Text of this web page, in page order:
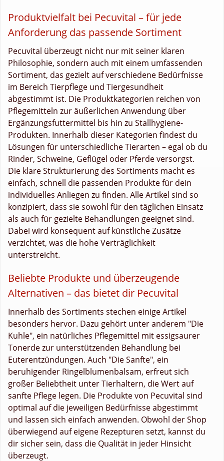
Produktvielfalt bei Pecuvital – für jede
Anforderung das passende Sortiment
Pecuvital überzeugt nicht nur mit seiner klaren
Philosophie, sondern auch mit einem umfassenden
Sortiment, das gezielt auf verschiedene Bedürfnisse
im Bereich Tierpflege und Tiergesundheit
abgestimmt ist. Die Produktkategorien reichen von
Pflegemitteln zur äußerlichen Anwendung über
Ergänzungsfuttermittel bis hin zu Stallhygiene-
Produkten. Innerhalb dieser Kategorien findest du
Lösungen für unterschiedliche Tierarten – egal ob du
Rinder, Schweine, Geflügel oder Pferde versorgst.
Die klare Strukturierung des Sortiments macht es
einfach, schnell die passenden Produkte für dein
individuelles Anliegen zu finden. Alle Artikel sind so
konzipiert, dass sie sowohl für den täglichen Einsatz
als auch für gezielte Behandlungen geeignet sind.
Dabei wird konsequent auf künstliche Zusätze
verzichtet, was die hohe Verträglichkeit
unterstreicht.
Beliebte Produkte und überzeugende
Alternativen – das bietet dir Pecuvital
Innerhalb des Sortiments stechen einige Artikel
besonders hervor. Dazu gehört unter anderem "Die
Kuhle", ein natürliches Pflegemittel mit essigsaurer
Tonerde zur unterstützenden Behandlung bei
Euterentzündungen. Auch "Die Sanfte", ein
beruhigender Ringelblumenbalsam, erfreut sich
großer Beliebtheit unter Tierhaltern, die Wert auf
sanfte Pflege legen. Die Produkte von Pecuvital sind
optimal auf die jeweiligen Bedürfnisse abgestimmt
und lassen sich einfach anwenden. Obwohl der Shop
überwiegend auf eigene Rezepturen setzt, kannst du
dir sicher sein, dass die Qualität in jeder Hinsicht
überzeugt.